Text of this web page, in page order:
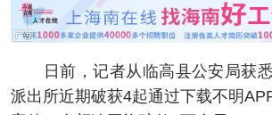
教育 健康 房产
家装 交通 美食
生活 演出 活动
日前，记者从临高县公安局获悉
派出所近期破获4起通过下载不明